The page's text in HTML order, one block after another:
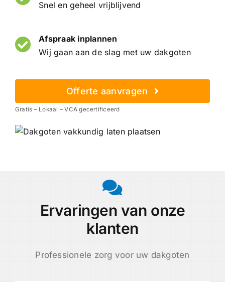
Snel en geheel vrijblijvend
Afspraak inplannen
Wij gaan aan de slag met uw dakgoten
Offerte aanvragen
Gratis – Lokaal – VCA gecertificeerd
Ervaringen van onze
klanten
Professionele zorg voor uw dakgoten